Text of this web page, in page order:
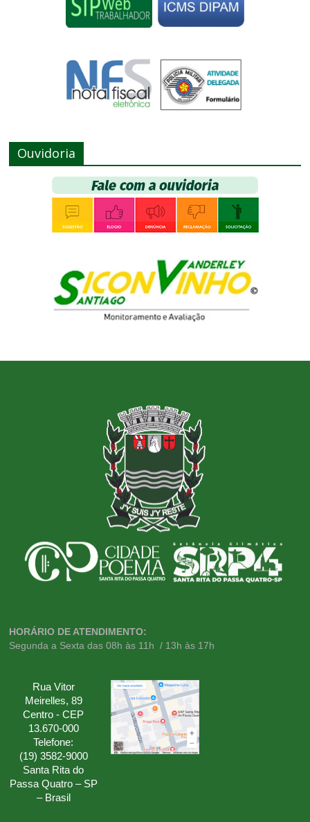
Ouvidoria
HORÁRIO DE ATENDIMENTO:
Segunda a Sexta das 08h às 11h / 13h às 17h
Rua Vitor
Meirelles, 89
Centro - CEP
13.670-000
Telefone:
(19) 3582-9000
Santa Rita do
Passa Quatro – SP
– Brasil